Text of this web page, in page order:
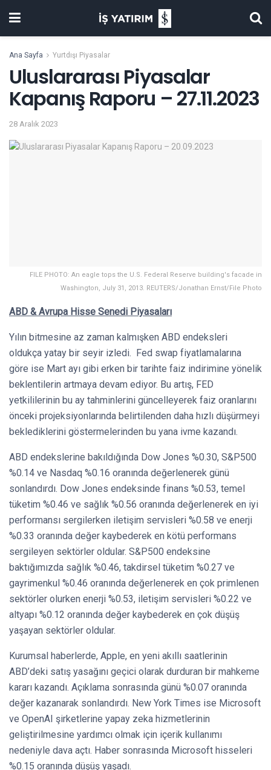
Ana Sayfa Yurtdışı Piyasalar
Uluslararası Piyasalar
Kapanış Raporu – 27.11.2023
28 Aralık 2023
FILE PHOTO: An eagle tops the U.S. Federal Reserve building's facade in
Washington, July 31, 2013. REUTERS/Jonathan Ernst/File Photo
ABD & Avrupa Hisse Senedi Piyasaları
Yılın bitmesine az zaman kalmışken ABD endeksleri
oldukça yatay bir seyir izledi. Fed swap fiyatlamalarına
göre ise Mart ayı gibi erken bir tarihte faiz indirimine yönelik
beklentilerin artmaya devam ediyor. Bu artış, FED
yetkililerinin bu ay tahminlerini güncelleyerek faiz oranlarını
önceki projeksiyonlarında belirtilenden daha hızlı düşürmeyi
beklediklerini göstermelerinden bu yana ivme kazandı.
ABD endekslerine bakıldığında Dow Jones %0.30, S&P500
%0.14 ve Nasdaq %0.16 oranında değerlenerek günü
sonlandırdı. Dow Jones endeksinde finans %0.53, temel
tüketim %0.46 ve sağlık %0.56 oranında değerlenerek en iyi
performansı sergilerken iletişim servisleri %0.58 ve enerji
%0.33 oranında değer kaybederek en kötü performans
sergileyen sektörler oldular. S&P500 endeksine
baktığımızda sağlık %0.46, takdirsel tüketim %0.27 ve
gayrimenkul %0.46 oranında değerlenerek en çok primlenen
sektörler olurken enerji %0.53, iletişim servisleri %0.22 ve
altyapı %0.12 oranında değer kaybederek en çok düşüş
yaşayan sektörler oldular.
Kurumsal haberlerde, Apple, en yeni akıllı saatlerinin
ABD’deki satış yasağını geçici olarak durduran bir mahkeme
kararı kazandı. Açıklama sonrasında günü %0.07 oranında
değer kazanarak sonlandırdı. New York Times ise Microsoft
ve OpenAI şirketlerine yapay zeka hizmetlerinin
geliştirilmesine yardımcı olmak için içerik kullanımı
nedeniyle dava açtı. Haber sonrasında Microsoft hisseleri
%0.15 oranında düşüş yaşadı.